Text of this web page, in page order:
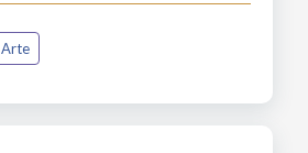
Arte